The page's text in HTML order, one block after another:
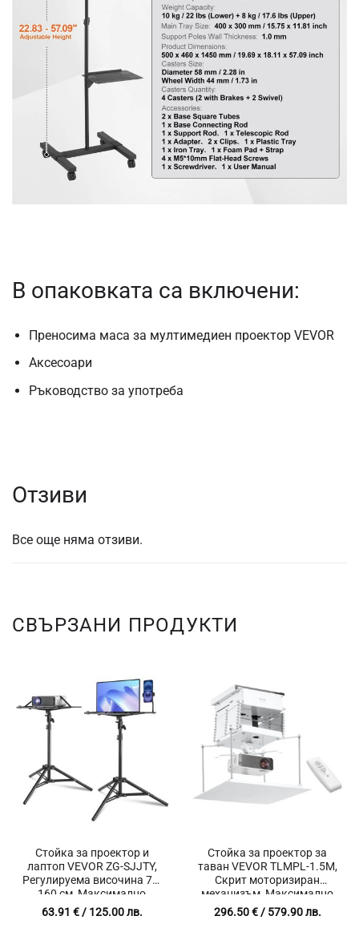
В опаковката са включени:
Преносима маса за мултимедиен проектор VEVOR
Аксесоари
Ръководство за употреба
Отзиви
Все още няма отзиви.
СВЪРЗАНИ ПРОДУКТИ
Стойка за проектор и
лаптоп VEVOR ZG-SJJTY,
Регулируема височина 75-
160 см, Максимално
натоварване 5 кг, Гъвкав
държач за телефон
63.91 €/ 125.00 лв.
Стойка за проектор за
таван VEVOR TLMPL-1.5M,
Скрит моторизиран
механизъм, Максимално
натоварване 15 кг,
Разтягане до 150 см
296.50€/ 579.90 лв.